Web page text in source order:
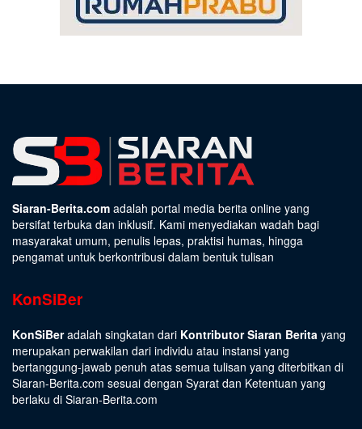
Siaran-Berita.com adalah portal media berita online yang
bersifat terbuka dan inklusif. Kami menyediakan wadah bagi
masyarakat umum, penulis lepas, praktisi humas, hingga
pengamat untuk berkontribusi dalam bentuk tulisan
KonSiBer
KonSiBeradalah singkatan dari Kontributor Siaran Berita yang
merupakan perwakilan dari individu atau instansi yang
bertanggung-jawab penuh atas semua tulisan yang diterbitkan di
Siaran-Berita.com sesuai dengan Syarat dan Ketentuan yang
berlaku di Siaran-Berita.com